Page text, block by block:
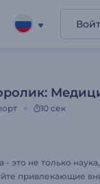
10 сек
это не только
привлекающие